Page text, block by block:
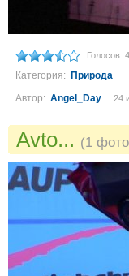
Голосов:
Категория: Природа
Автор: Angel_Day 24
Avto... (1